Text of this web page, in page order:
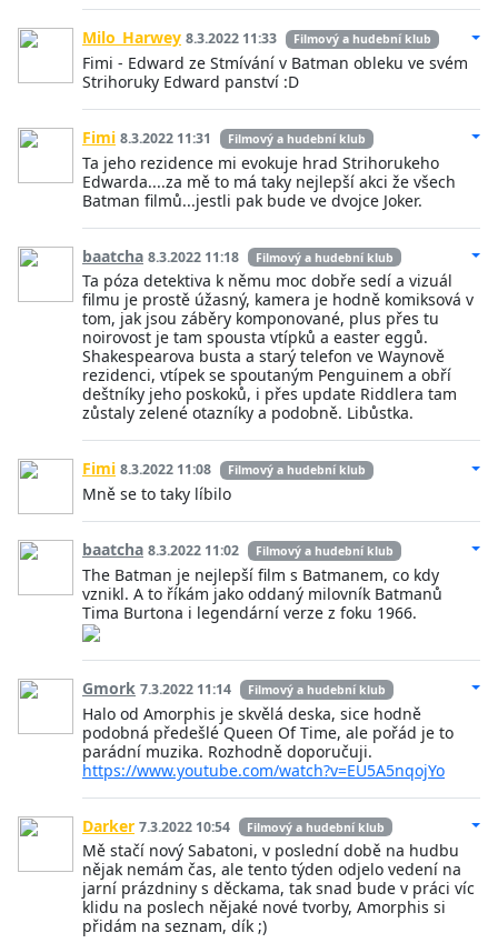
Milo_Harwey 8.3.2022 11:33 Filmový a hudební klub
Fimi - Edward ze Stmívání v Batman obleku ve svém
Strihoruky Edward panství :D
Fimi 8.3.2022 11:31 Filmový a hudební klub
Ta jeho rezidence mi evokuje hrad Strihorukeho
Edwarda....za mě to má taky nejlepší akci že všech
Batman filmů...jestli pak bude ve dvojce Joker.
baatcha 8.3.2022 11:18 Filmový a hudební klub
Ta póza detektiva k němu moc dobře sedí a vizuál
filmu je prostě úžasný, kamera je hodně komiksová v
tom, jak jsou záběry komponované, plus přes tu
noirovost je tam spousta vtípků a easter eggů.
Shakespearova busta a starý telefon ve Waynově
rezidenci, vtípek se spoutaným Penguinem a obří
deštníky jeho poskoků, i přes update Riddlera tam
zůstaly zelené otazníky a podobně. Libůstka.
Fimi 8.3.2022 11:08 Filmový a hudební klub
Mně se to taky líbilo
baatcha 8.3.2022 11:02 Filmový a hudební klub
The Batman je nejlepší film s Batmanem, co kdy
vznikl. A to říkám jako oddaný milovník Batmanů
Tima Burtona i legendární verze z foku 1966.
Gmork 7.3.2022 11:14 Filmový a hudební klub
Halo od Amorphis je skvělá deska, sice hodně
podobná předešlé Queen Of Time, ale pořád je to
parádní muzika. Rozhodně doporučuji.
https://www.youtube.com/watch?v=EU5A5nqojYo
Darker 7.3.2022 10:54 Filmový a hudební klub
Mě stačí nový Sabatoni, v poslední době na hudbu
nějak nemám čas, ale tento týden odjelo vedení na
jarní prázdniny s děckama, tak snad bude v práci víc
klidu na poslech nějaké nové tvorby, Amorphis si
přidám na seznam, dík ;)